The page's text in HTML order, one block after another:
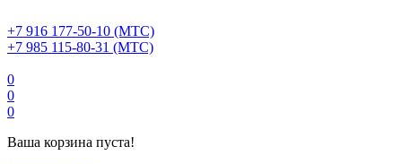
+7 916 177-50-10 (МТС)
+7 985 115-80-31 (МТС)
0
0
0
Ваша корзина пуста!